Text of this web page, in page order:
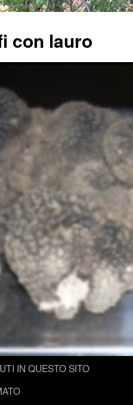
con lauro
IN QUESTO SITO